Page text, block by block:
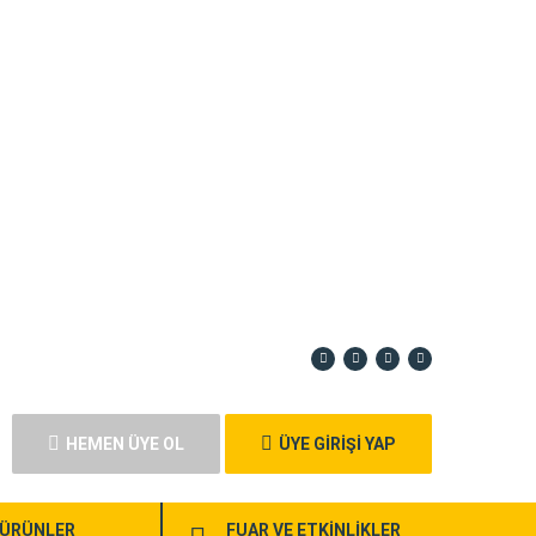
HEMEN ÜYE OL ÜYE GİRİŞİ YAP
ÜRÜNLER FUAR VE ETKİNLİKLER